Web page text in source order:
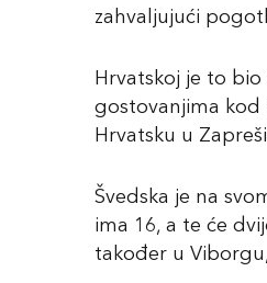
zahvaljujući
Hrvatskoj je to
gostovanjima kod
Hrvatsku u
Švedska je na
ima 16, a te će
također u